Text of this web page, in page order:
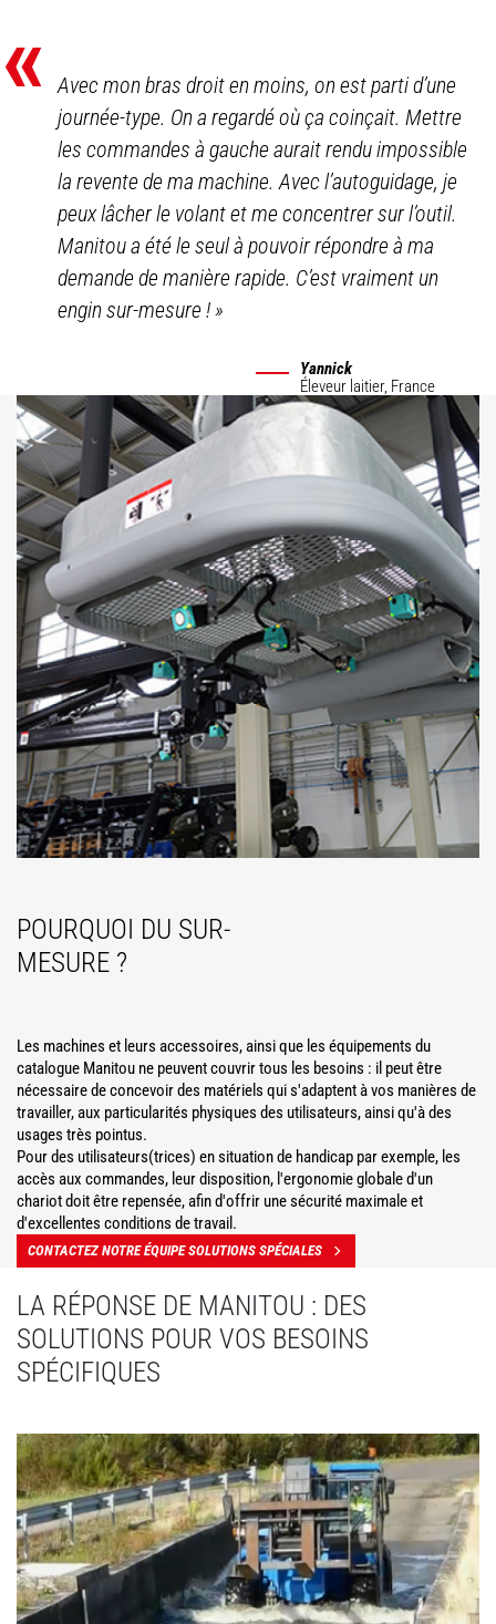
«
Avec mon bras droit en moins, on est parti d’une
journée-type. On a regardé où ça coinçait. Mettre
les commandes à gauche aurait rendu impossible
la revente de ma machine. Avec l’autoguidage, je
peux lâcher le volant et me concentrer sur l’outil.
Manitou a été le seul à pouvoir répondre à ma
demande de manière rapide. C’est vraiment un
engin sur-mesure !»
Yannick
Éleveur laitier, France
POURQUOI DU SUR-
MESURE ?
Les machines et leurs accessoires, ainsi que les équipements du
catalogue Manitou ne peuvent couvrir tous les besoins : il peut être
nécessaire de concevoir des matériels qui s'adaptent à vos manières de
travailler, aux particularités physiques des utilisateurs, ainsi qu'à des
usages très pointus.
Pour des utilisateurs(trices) en situation de handicap par exemple, les
accès aux commandes, leur disposition, l'ergonomie globale d'un
chariot doit être repensée, afin d'offrir une sécurité maximale et
d'excellentes conditions de travail.
CONTACTEZ NOTRE ÉQUIPE SOLUTIONS SPÉCIALES
LA RÉPONSE DE MANITOU : DES
SOLUTIONS POUR VOS BESOINS
SPÉCIFIQUES